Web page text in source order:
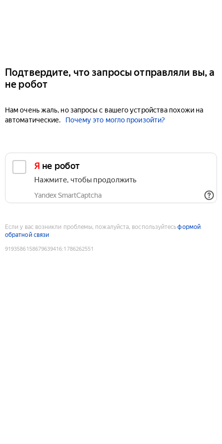
Подтвердите, что запросы отправляли вы, а
не робот
Нам очень жаль, но запросы с вашего устройства похожи на
автоматические.
Почему это могло произойти?
Я не робот
Нажмите, чтобы продолжить
Yandex SmartCaptcha
Если у вас возникли проблемы, пожалуйста, воспользуйтесьформой
обратной связи
9193586158679639416:1786262551